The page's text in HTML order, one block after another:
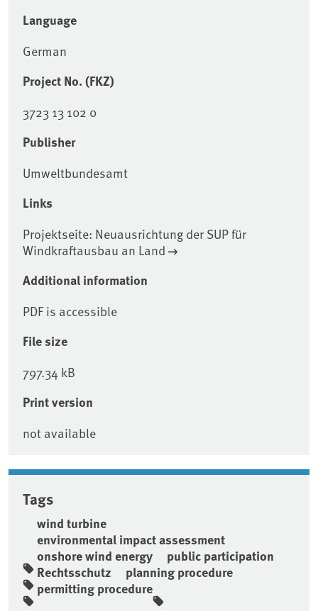
Language
German
Project No. (FKZ)
3723 13 102 0
Publisher
Umweltbundesamt
Links
Projektseite: Neuausrichtung der SUP für
Windkraftausbau an Land
Additional information
PDF is accessible
File size
797.34 kB
Print version
not available
Tags
wind turbine
environmental impact assessment
onshore wind energy
public participation
Rechtsschutz
planning procedure
permitting procedure